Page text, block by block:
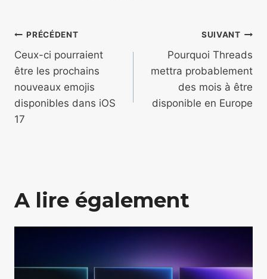
Navigation
de
l’article
PRÉCÉDENT
Ceux-ci pourraient
être les prochains
nouveaux emojis
disponibles dans iOS
17
SUIVANT
Pourquoi Threads
mettra probablement
des mois à être
disponible en Europe
A lire également